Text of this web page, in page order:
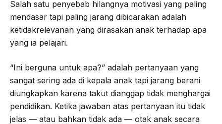
Salah satu penyebab hilangnya motivasi yang paling
mendasar tapi paling jarang dibicarakan adalah
ketidakrelevanan yang dirasakan anak terhadap apa
yang ia pelajari.
“Ini berguna untuk apa?” adalah pertanyaan yang
sangat sering ada di kepala anak tapi jarang berani
diungkapkan karena takut dianggap tidak menghargai
pendidikan. Ketika jawaban atas pertanyaan itu tidak
jelas — atau bahkan tidak ada — otak anak secara